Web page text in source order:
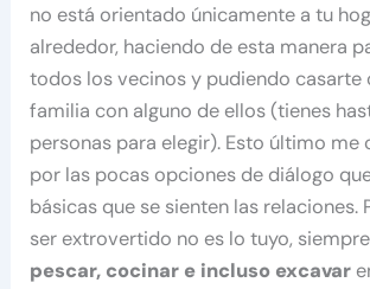
no está orientado únicamente a tu
alrededor, haciendo de esta manera
todos los vecinos y pudiendo casarte
familia con alguno de ellos (tienes
personas para elegir). Esto último me
por las pocas opciones de diálogo
básicas que se sienten las relaciones.
ser extrovertido no es lo tuyo, siempre
pescar, cocinar e incluso excavar